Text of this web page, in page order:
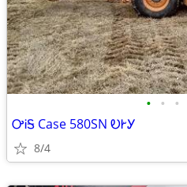
• • •
ᎤᎥᎦ Case 580SN ᎧᎨᎩ
8/4